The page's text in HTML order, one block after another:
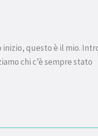
inizio, questo è il mio.
chi c’è sempre stato